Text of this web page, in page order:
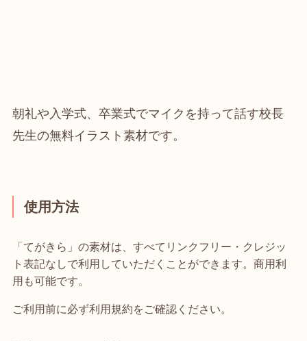
朝礼や入学式、卒業式でマイクを持って話す校長
先生の無料イラスト素材です。
使用方法
「てがきら」の素材は、すべてリンクフリー・クレジッ
ト表記なしで利用していただくことができます。商用利
用も可能です。
ご利用前に必ず利用規約をご確認ください。